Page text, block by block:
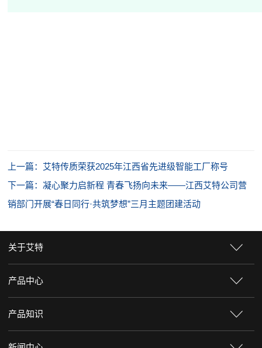
上一篇：艾特传质荣获2025年江西省先进级智能工厂称号
下一篇：凝心聚力启新程 青春飞扬向未来——江西艾特公司营
销部门开展“春日同行·共筑梦想”三月主题团建活动
关于艾特
产品中心
产品知识